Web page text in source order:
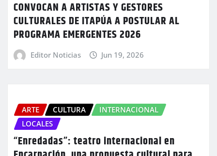
CONVOCAN A ARTISTAS Y GESTORES
CULTURALES DE ITAPÚA A POSTULAR AL
PROGRAMA EMERGENTES 2026
Editor Noticias Jun 19, 2026
ARTE CULTURA
INTERNACIONAL
LOCALES
“Enredadas”: teatro internacional en